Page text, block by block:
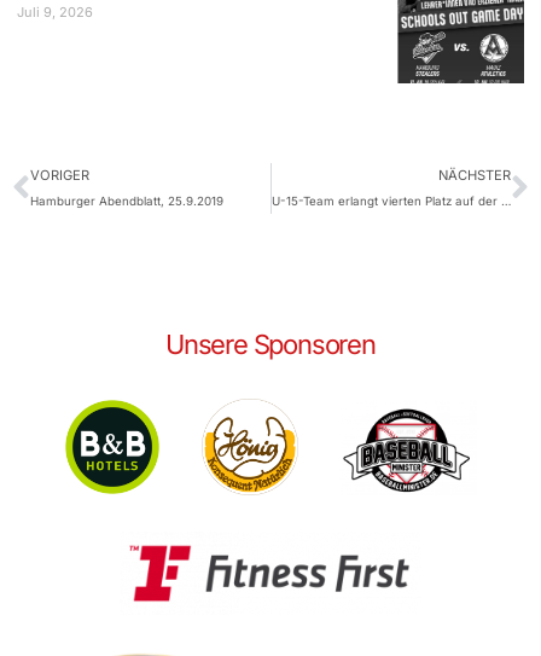
Juli 9, 2026
VORIGER
Hamburger Abendblatt, 25.9.2019
NÄCHSTER
Unsere Sponsoren